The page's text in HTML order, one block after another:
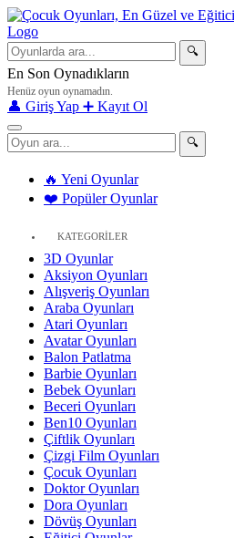
🔍
En Son Oynadıkların
Henüz oyun oynamadın.
👤 Giriş Yap ➕ Kayıt Ol
🔍
🔥 Yeni Oyunlar
❤️ Popüler Oyunlar
KATEGORİLER
3D Oyunlar
Aksiyon Oyunları
Alışveriş Oyunları
Araba Oyunları
Atari Oyunları
Avatar Oyunları
Balon Patlatma
Barbie Oyunları
Bebek Oyunları
Beceri Oyunları
Ben10 Oyunları
Çiftlik Oyunları
Çizgi Film Oyunları
Çocuk Oyunları
Doktor Oyunları
Dora Oyunları
Dövüş Oyunları